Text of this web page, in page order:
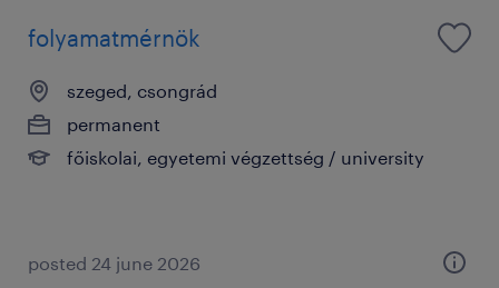
folyamatmérnök
szeged, csongrád
permanent
főiskolai, egyetemi végzettség / university
posted 24 june 2026